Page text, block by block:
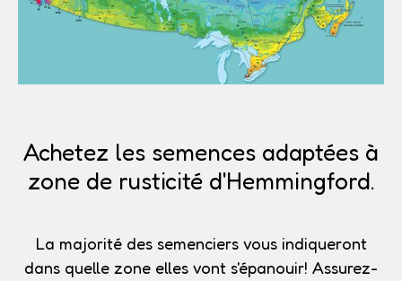
Achetez les semences adaptées à
zone de rusticité d'Hemmingford.
La majorité des semenciers vous indiqueront
dans quelle zone elles vont s'épanouir! Assurez-